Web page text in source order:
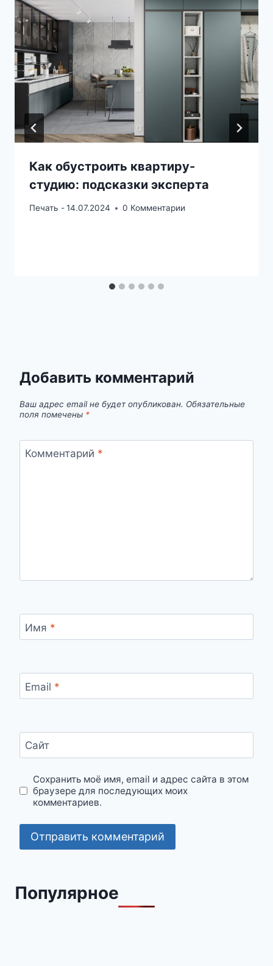
Как обустроить квартиру-
студию: подсказки эксперта
Печать -14.07.2024 0 Комментарии
Добавить комментарий
Ваш адрес email не будет опубликован. Обязательные
поля помечены *
Комментарий *
Имя *
Email *
Сайт
Сохранить моё имя, email и адрес сайта в этом
браузере для последующих моих
комментариев.
Популярное